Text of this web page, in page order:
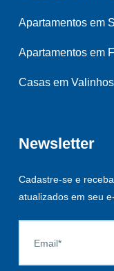
Apartamentos em
Apartamentos em
Casas em Valinhos
Newsletter
Cadastre-se e
atualizados em seu